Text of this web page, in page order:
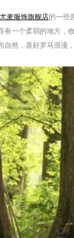
尤麦服饰旗舰店的一些
一个柔弱的地方，
然，喜好罗马浪漫